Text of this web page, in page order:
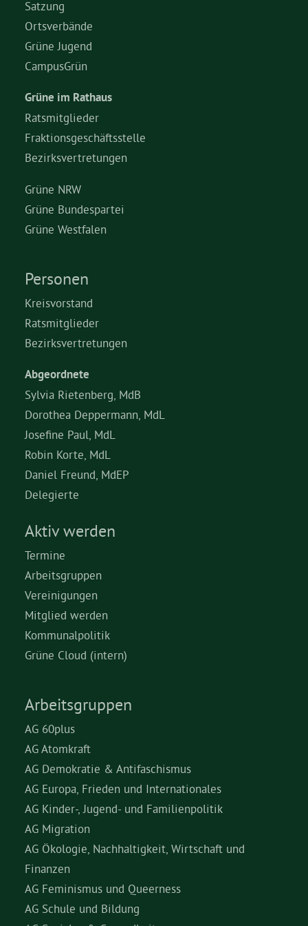
Satzung
Ortsverbände
Grüne Jugend
CampusGrün
Grüne im Rathaus
Ratsmitglieder
Fraktionsgeschäftsstelle
Bezirksvertretungen
Grüne NRW
Grüne Bundespartei
Grüne Westfalen
Personen
Kreisvorstand
Ratsmitglieder
Bezirksvertretungen
Abgeordnete
Sylvia Rietenberg, MdB
Dorothea Deppermann, MdL
Josefine Paul, MdL
Robin Korte, MdL
Daniel Freund, MdEP
Delegierte
Aktiv werden
Termine
Arbeitsgruppen
Vereinigungen
Mitglied werden
Kommunalpolitik
Grüne Cloud (intern)
Arbeitsgruppen
AG 60plus
AG Atomkraft
AG Demokratie & Antifaschismus
AG Europa, Frieden und Internationales
AG Kinder-, Jugend- und Familienpolitik
AG Migration
AG Ökologie, Nachhaltigkeit, Wirtschaft und
Finanzen
AG Feminismus und Queerness
AG Schule und Bildung